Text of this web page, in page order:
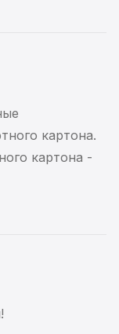
картона.
картона -